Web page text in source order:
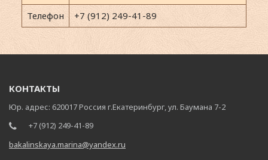
Телефон
+7 (912) 249-41-89
КОНТАКТЫ
Юр. адрес: 620017 Россия г.Екатеринбург, ул. Баумана 7-2
+7 (912) 249-41-89
bakalinskaya.marina@yandex.ru